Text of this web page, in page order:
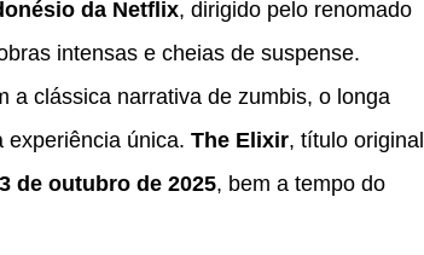
da Netflix, dirigido pelo renomado
intensas e cheias de suspense.
a clássica narrativa de zumbis, o longa
experiência única. The Elixir, título original
de outubro de 2025, bem a tempo do